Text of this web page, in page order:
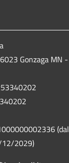
Gonzaga MN -
(dal
2029)